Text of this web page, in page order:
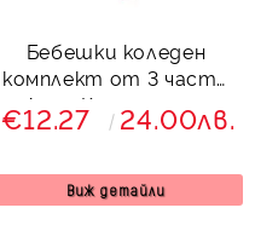
Бебешки коледен
комплект от 3 части
с Дядо Коледа и елен
€12.27 24.00лв.
Виж детайли